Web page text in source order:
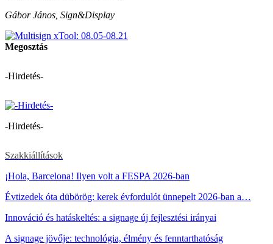
Gábor János, Sign&Display
Megosztás
-Hirdetés-
-Hirdetés-
Szakkiállítások
¡Hola, Barcelona! Ilyen volt a FESPA 2026-ban
Évtizedek óta dübörög: kerek évfordulót ünnepelt 2026-ban a…
Innováció és hatáskeltés: a signage új fejlesztési irányai
A signage jövője: technológia, élmény és fenntarthatóság